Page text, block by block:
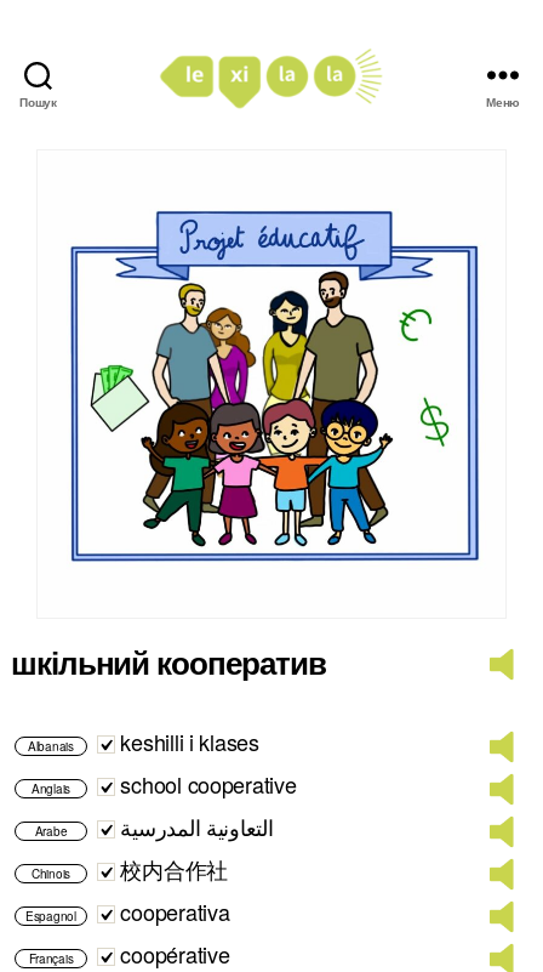
Пошук Меню
шкільний кооператив
Albanais keshilli i klases
Anglais school cooperative
Arabe التعاونية المدرسية
Chinois 校内合作社
Espagnol cooperativa
Français coopérative